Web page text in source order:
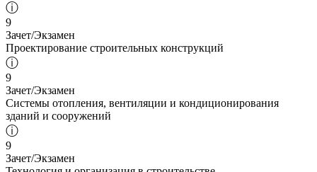
ⓘ
9
Зачет/Экзамен
Проектирование строительных конструкций
ⓘ
9
Зачет/Экзамен
Системы отопления, вентиляции и кондиционирования
зданий и сооружений
ⓘ
9
Зачет/Экзамен